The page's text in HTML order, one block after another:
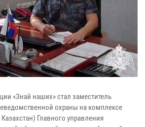
«Знай наших» стал заместитель
охраны на комплексе
Главного управления